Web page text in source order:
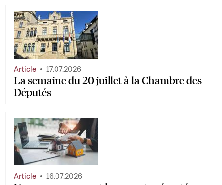
La semaine du 20 juillet à la Chambre des
Députés
Article 17.07.2026
Article 16.07.2026